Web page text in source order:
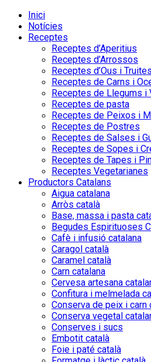
Inici
Notícies
Receptes
Receptes d’Aperitius
Receptes d’Arrossos
Receptes d’Ous i Truites
Receptes de Carns i
Receptes de Llegums i
Receptes de pasta
Receptes de Peixos i
Receptes de Postres
Receptes de Salses i
Receptes de Sopes i
Receptes de Tapes i
Receptes Vegetarianes
Productors Catalans
Aigua catalana
Arròs català
Base, massa i pasta
Begudes Espirituoses
Cafè i infusió catalana
Caragol català
Caramel català
Carn catalana
Cervesa artesana
Confitura i melmelada
Conserva de peix i carn
Conserva vegetal
Conserves i sucs
Embotit català
Foie i paté català